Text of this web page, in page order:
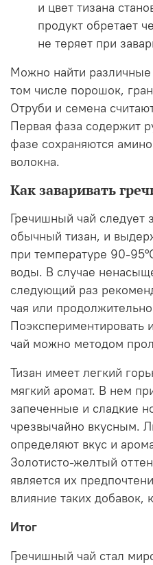
и цвет тизана
продукт обретает
не теряет при
Можно найти
том числе порошок,
Отруби и семена
Первая фаза содержит
фазе сохраняются
волокна.
Как заваривать
Гречишный чай следует
обычный тизан, и
при температуре 90-
воды. В случае
следующий раз
чая или
Поэкспериментировать
чай можно методом
Тизан имеет легкий
мягкий аромат. В нем
запеченные и сладкие
чрезвычайно вкусным.
определяют вкус и
Золотисто-желтый
является их
влияние таких
Итог
Гречишный чай стал